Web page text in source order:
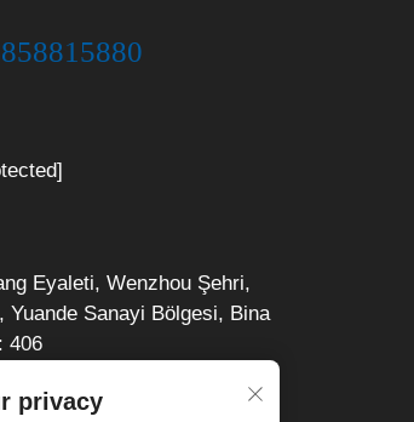
Eyaleti, Wenzhou Şehri,
Yuande Sanayi Bölgesi, Bina
406
privacy